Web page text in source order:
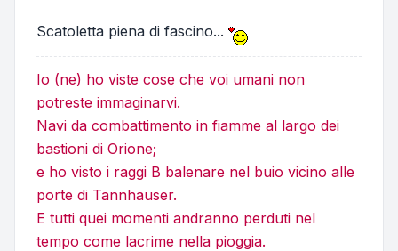
Scatoletta piena di fascino...
Io (ne) ho viste cose che voi umani non
potreste immaginarvi.
Navi da combattimento in fiamme al largo dei
bastioni di Orione;
e ho visto i raggi B balenare nel buio vicino alle
porte di Tannhauser.
E tutti quei momenti andranno perduti nel
tempo come lacrime nella pioggia.